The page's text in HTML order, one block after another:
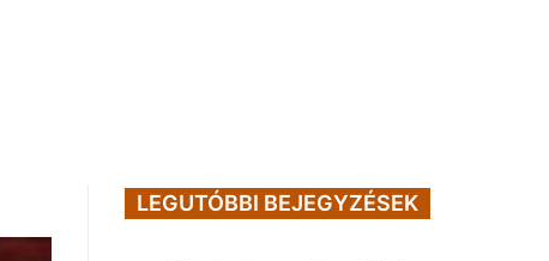
LEGUTÓBBI BEJEGYZÉSEK